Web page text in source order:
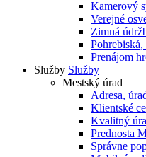
Kamerový
Verejné
Zimná
Prenájom
Služby Služby
Mestský úrad
Adresa,
Klientské
Kvalitný
Prednosta
Správne